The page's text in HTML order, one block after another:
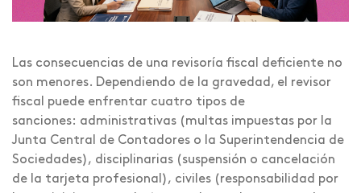
Las consecuencias de una revisoría fiscal deficiente no
son menores. Dependiendo de la gravedad, el revisor
fiscal puede enfrentar cuatro tipos de
sanciones: administrativas (multas impuestas por la
Junta Central de Contadores o la Superintendencia de
Sociedades), disciplinarias (suspensión o cancelación
de la tarjeta profesional), civiles (responsabilidad por